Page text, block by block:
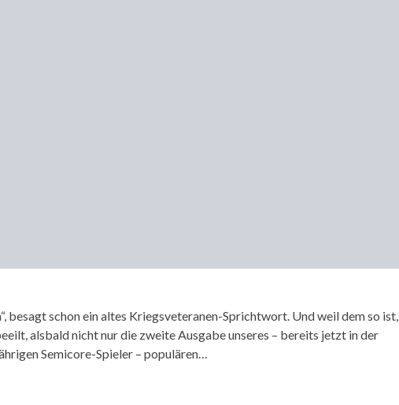
besagt schon ein altes Kriegsveteranen-Sprichtwort. Und weil dem so ist,
alsbald nicht nur die zweite Ausgabe unseres – bereits jetzt in der
Semicore-Spieler – populären…